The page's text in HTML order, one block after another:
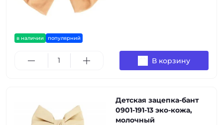
в наличии популярний
В корзину
Детская зацепка-бант
0901-191-13 эко-кожа,
молочный